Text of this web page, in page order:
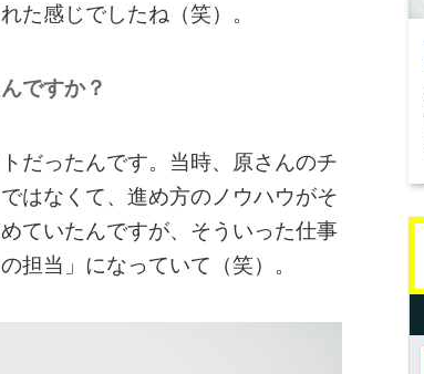
た感じでしたね（笑）。
ですか？
だったんです。当時、原さんのチ
はなくて、進め方のノウハウがそ
ていたんですが、そういった仕事
担当」になっていて（笑）。